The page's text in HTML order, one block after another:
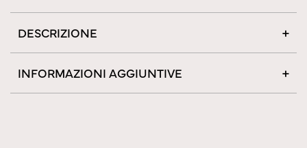
DESCRIZIONE
INFORMAZIONI AGGIUNTIVE